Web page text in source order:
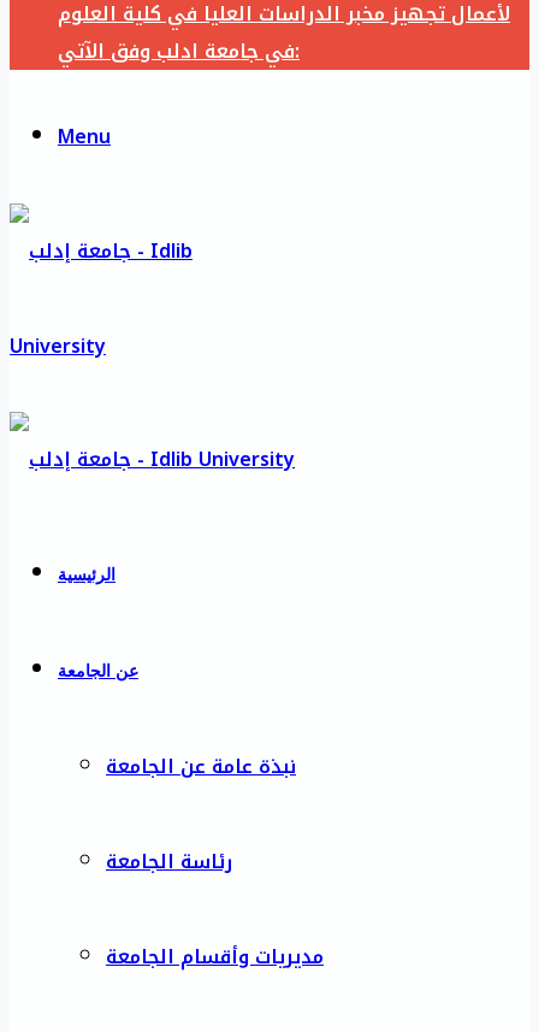
لأعمال تجهيز مخبر الدراسات العليا في كلية العلوم
في جامعة ادلب وفق الآتي:
Menu
الرئيسية
عن الجامعة
نبذة عامة عن الجامعة
رئاسة الجامعة
مديريات وأقسام الجامعة